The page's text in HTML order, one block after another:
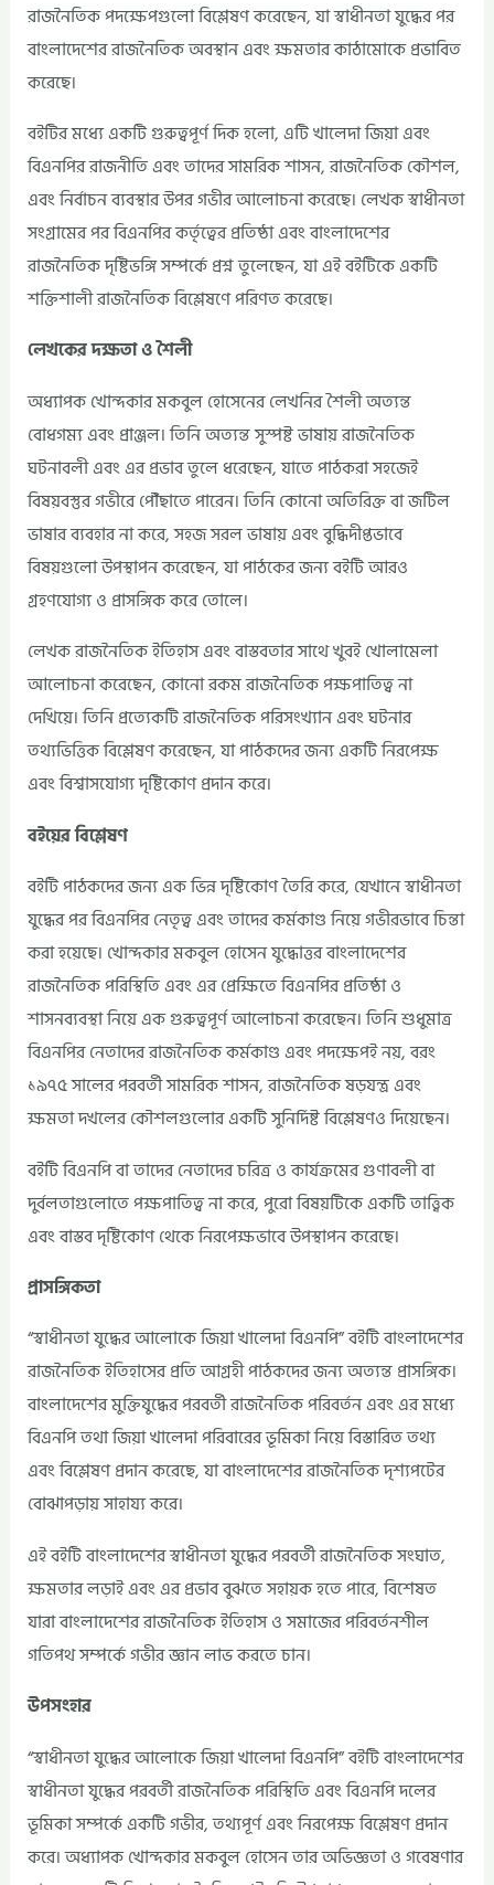
রাজনৈতিক পদক্ষেপগুলো বিশ্লেষণ করেছেন, যা স্বাধীনতা যুদ্ধের পর
বাংলাদেশের রাজনৈতিক অবস্থান এবং ক্ষমতার কাঠামোকে প্রভাবিত
করেছে।
বইটির মধ্যে একটি গুরুত্বপূর্ণ দিক হলো, এটি খালেদা জিয়া এবং
বিএনপির রাজনীতি এবং তাদের সামরিক শাসন, রাজনৈতিক কৌশল,
এবং নির্বাচন ব্যবস্থার উপর গভীর আলোচনা করেছে। লেখক স্বাধীনতা
সংগ্রামের পর বিএনপির কর্তৃত্বের প্রতিষ্ঠা এবং বাংলাদেশের
রাজনৈতিক দৃষ্টিভঙ্গি সম্পর্কে প্রশ্ন তুলেছেন, যা এই বইটিকে একটি
শক্তিশালী রাজনৈতিক বিশ্লেষণে পরিণত করেছে।
লেখকের দক্ষতা ও শৈলী
অধ্যাপক খোন্দকার মকবুল হোসেনের লেখনির শৈলী অত্যন্ত
বোধগম্য এবং প্রাঞ্জল। তিনি অত্যন্ত সুস্পষ্ট ভাষায় রাজনৈতিক
ঘটনাবলী এবং এর প্রভাব তুলে ধরেছেন, যাতে পাঠকরা সহজেই
বিষয়বস্তুর গভীরে পৌঁছাতে পারেন। তিনি কোনো অতিরিক্ত বা জটিল
ভাষার ব্যবহার না করে, সহজ সরল ভাষায় এবং বুদ্ধিদীপ্তভাবে
বিষয়গুলো উপস্থাপন করেছেন, যা পাঠকের জন্য বইটি আরও
গ্রহণযোগ্য ও প্রাসঙ্গিক করে তোলে।
লেখক রাজনৈতিক ইতিহাস এবং বাস্তবতার সাথে খুবই খোলামেলা
আলোচনা করেছেন, কোনো রকম রাজনৈতিক পক্ষপাতিত্ব না
দেখিয়ে। তিনি প্রত্যেকটি রাজনৈতিক পরিসংখ্যান এবং ঘটনার
তথ্যভিত্তিক বিশ্লেষণ করেছেন, যা পাঠকদের জন্য একটি নিরপেক্ষ
এবং বিশ্বাসযোগ্য দৃষ্টিকোণ প্রদান করে।
বইয়ের বিশ্লেষণ
বইটি পাঠকদের জন্য এক ভিন্ন দৃষ্টিকোণ তৈরি করে, যেখানে স্বাধীনতা
যুদ্ধের পর বিএনপির নেতৃত্ব এবং তাদের কর্মকাণ্ড নিয়ে গভীরভাবে চিন্তা
করা হয়েছে। খোন্দকার মকবুল হোসেন যুদ্ধোত্তর বাংলাদেশের
রাজনৈতিক পরিস্থিতি এবং এর প্রেক্ষিতে বিএনপির প্রতিষ্ঠা ও
শাসনব্যবস্থা নিয়ে এক গুরুত্বপূর্ণ আলোচনা করেছেন। তিনি শুধুমাত্র
বিএনপির নেতাদের রাজনৈতিক কর্মকাণ্ড এবং পদক্ষেপই নয়, বরং
১৯৭৫ সালের পরবর্তী সামরিক শাসন, রাজনৈতিক ষড়যন্ত্র এবং
ক্ষমতা দখলের কৌশলগুলোর একটি সুনির্দিষ্ট বিশ্লেষণও দিয়েছেন।
বইটি বিএনপি বা তাদের নেতাদের চরিত্র ও কার্যক্রমের গুণাবলী বা
দুর্বলতাগুলোতে পক্ষপাতিত্ব না করে, পুরো বিষয়টিকে একটি তাত্ত্বিক
এবং বাস্তব দৃষ্টিকোণ থেকে নিরপেক্ষভাবে উপস্থাপন করেছে।
প্রাসঙ্গিকতা
“স্বাধীনতা যুদ্ধের আলোকে জিয়া খালেদা বিএনপি” বইটি বাংলাদেশের
রাজনৈতিক ইতিহাসের প্রতি আগ্রহী পাঠকদের জন্য অত্যন্ত প্রাসঙ্গিক।
বাংলাদেশের মুক্তিযুদ্ধের পরবর্তী রাজনৈতিক পরিবর্তন এবং এর মধ্যে
বিএনপি তথা জিয়া খালেদা পরিবারের ভূমিকা নিয়ে বিস্তারিত তথ্য
এবং বিশ্লেষণ প্রদান করেছে, যা বাংলাদেশের রাজনৈতিক দৃশ্যপটের
বোঝাপড়ায় সাহায্য করে।
এই বইটি বাংলাদেশের স্বাধীনতা যুদ্ধের পরবর্তী রাজনৈতিক সংঘাত,
ক্ষমতার লড়াই এবং এর প্রভাব বুঝতে সহায়ক হতে পারে, বিশেষত
যারা বাংলাদেশের রাজনৈতিক ইতিহাস ও সমাজের পরিবর্তনশীল
গতিপথ সম্পর্কে গভীর জ্ঞান লাভ করতে চান।
উপসংহার
“স্বাধীনতা যুদ্ধের আলোকে জিয়া খালেদা বিএনপি” বইটি বাংলাদেশের
স্বাধীনতা যুদ্ধের পরবর্তী রাজনৈতিক পরিস্থিতি এবং বিএনপি দলের
ভূমিকা সম্পর্কে একটি গভীর, তথ্যপূর্ণ এবং নিরপেক্ষ বিশ্লেষণ প্রদান
করে। অধ্যাপক খোন্দকার মকবুল হোসেন তার অভিজ্ঞতা ও গবেষণার